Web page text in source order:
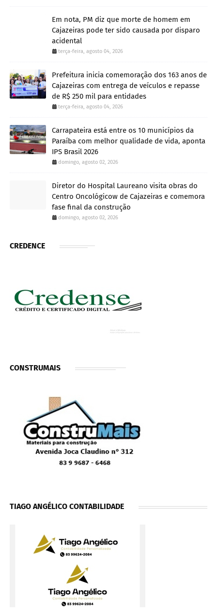
Em nota, PM diz que morte de homem em
Cajazeiras pode ter sido causada por disparo
acidental
terça-feira, agosto 04, 2026
Prefeitura inicia comemoração dos 163 anos de
Cajazeiras com entrega de veículos e repasse
de R$ 250 mil para entidades
terça-feira, agosto 04, 2026
Carrapateira está entre os 10 municípios da
Paraíba com melhor qualidade de vida, aponta
IPS Brasil 2026
domingo, agosto 02, 2026
Diretor do Hospital Laureano visita obras do
Centro Oncológicow de Cajazeiras e comemora
fase final da construção
domingo, agosto 02, 2026
CREDENCE
CONSTRUMAIS
TIAGO ANGÉLICO CONTABILIDADE